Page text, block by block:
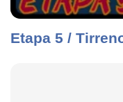
Etapa 5 /